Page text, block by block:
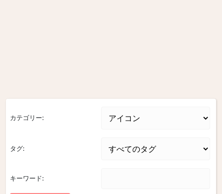
カテゴリー:
タグ:
キーワード: